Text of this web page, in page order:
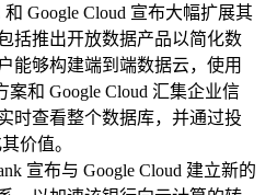
和 Google Cloud 宣布大幅扩展其
括推出开放数据产品以简化数
能够构建端到端数据云，使用
案和 Google Cloud 汇集企业信
时查看整个数据库，并通过投
价值。
宣布与 Google Cloud 建立新的